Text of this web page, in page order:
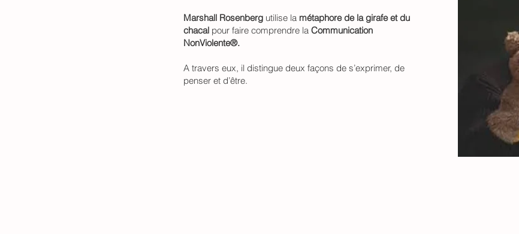
Marshall Rosenberg utilise la métaphore de la girafe et du
chacal pour faire comprendre la Communication
NonViolente®.
A travers eux, il distingue deux façons de s’exprimer, de
penser et d’être.